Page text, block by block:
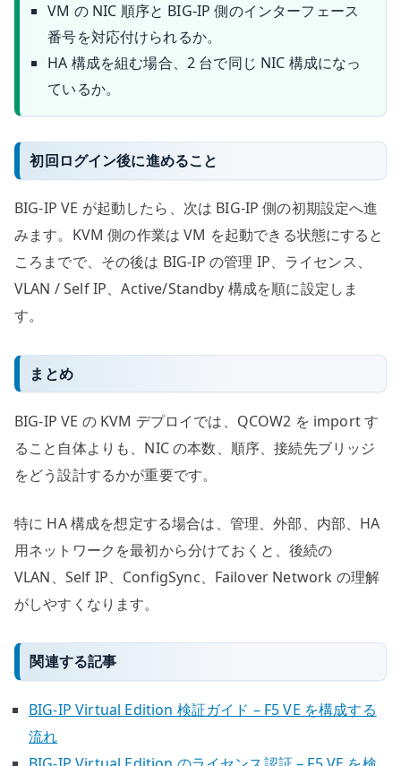
VM の NIC 順序と BIG-IP 側のインターフェース
番号を対応付けられるか。
HA 構成を組む場合、2 台で同じ NIC 構成になっ
ているか。
初回ログイン後に進めること
BIG-IP VE が起動したら、次は BIG-IP 側の初期設定へ進
みます。KVM 側の作業は VM を起動できる状態にすると
ころまでで、その後は BIG-IP の管理 IP、ライセンス、
VLAN / Self IP、Active/Standby 構成を順に設定しま
す。
まとめ
BIG-IP VE の KVM デプロイでは、QCOW2 を import す
ること自体よりも、NIC の本数、順序、接続先ブリッジ
をどう設計するかが重要です。
特に HA 構成を想定する場合は、管理、外部、内部、HA
用ネットワークを最初から分けておくと、後続の
VLAN、Self IP、ConfigSync、Failover Network の理解
がしやすくなります。
関連する記事
BIG-IP Virtual Edition 検証ガイド – F5 VE を構成する
流れ